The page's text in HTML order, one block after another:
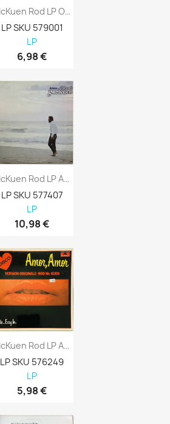
McKuen Rod LP On The Move With Slide...
LP SKU 579001
LP
6,98 €
McKuen Rod LP Alone Kansi VG+ Levy EX...
LP SKU 577407
LP
10,98 €
McKuen Rod LP Amor, Amor Slide...easy In...
LP SKU 576249
LP
5,98 €